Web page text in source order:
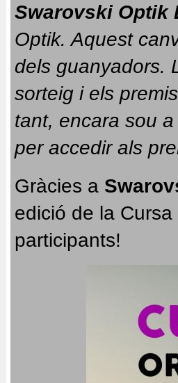
Swarovski Optik
Optik. Aquest
dels guanyadors.
sorteig i els
tant, encara sou
per accedir als
Gràcies a
edició de la
participants!